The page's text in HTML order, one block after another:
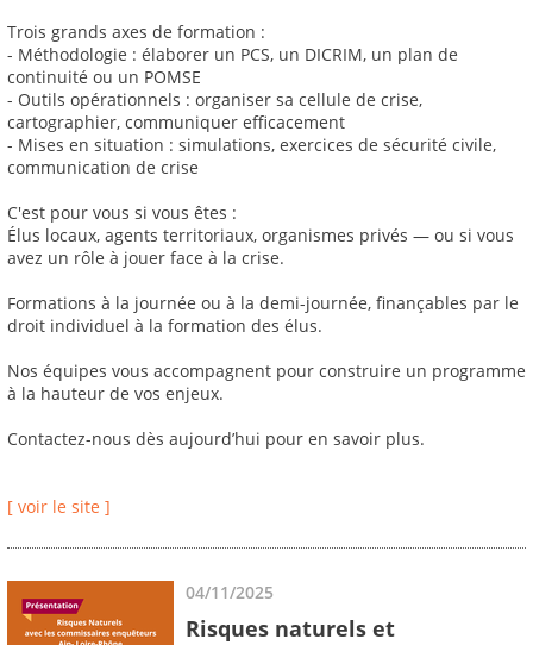
Trois grands axes de formation :
- Méthodologie : élaborer un PCS, un DICRIM, un plan de
continuité ou un POMSE
- Outils opérationnels : organiser sa cellule de crise,
cartographier, communiquer efficacement
- Mises en situation : simulations, exercices de sécurité civile,
communication de crise
C'est pour vous si vous êtes :
Élus locaux, agents territoriaux, organismes privés — ou si vous
avez un rôle à jouer face à la crise.
Formations à la journée ou à la demi-journée, finançables par le
droit individuel à la formation des élus.
Nos équipes vous accompagnent pour construire un programme
à la hauteur de vos enjeux.
Contactez-nous dès aujourd’hui pour en savoir plus.
[ voir le site ]
04/11/2025
Risques naturels et